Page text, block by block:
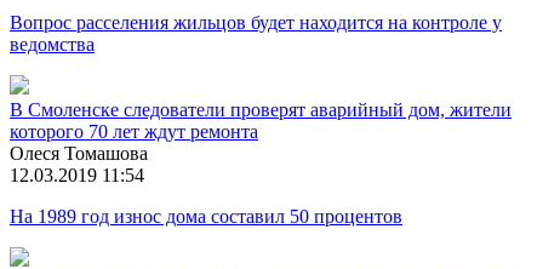
Вопрос расселения жильцов будет находится на контроле у
ведомства
В Смоленске следователи проверят аварийный дом, жители
которого 70 лет ждут ремонта
Олеся Томашова
12.03.2019 11:54
На 1989 год износ дома составил 50 процентов